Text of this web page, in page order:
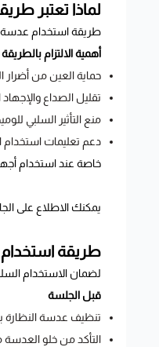
لماذا تعتبر
طريقة استخدام عدسة
أهمية الالتزام
حماية العين من أضرار
تقليل الصداع
منع التأثير السلبي
دعم تعليمات استخدام
خاصة عند استخدام
يمكنك الاطلاع على
طريقة استخدام
لضمان الاستخدام
قبل الجلسة
تنظيف عدسة
التأكد من خلو